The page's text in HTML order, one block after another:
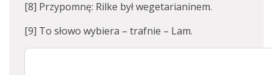
[8] Przypomnę: Rilke był wegetarianinem.
[9] To słowo wybiera – trafnie – Lam.